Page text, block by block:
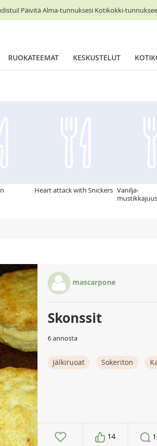
Päivitä Alma-tunnuksesi Kotikokki-
RUOKATEEMAT KESKUSTELUT
Heart attack with Snickers Vanilja-
mascarpone
Skonssit
6 annosta
Jälkiruoat Sokeriton
14